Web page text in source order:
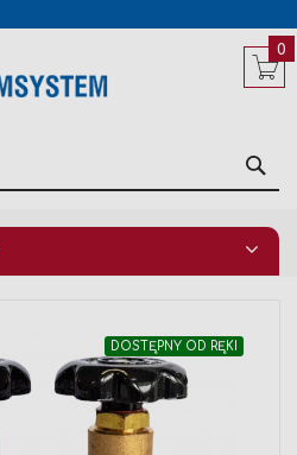
0
DOSTĘPNY OD RĘKI